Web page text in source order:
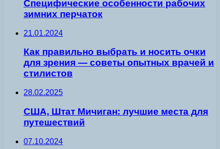
Специфические особенности рабочих
зимних перчаток
21.01.2024
Как правильно выбрать и носить очки
для зрения — советы опытных врачей и
стилистов
28.02.2025
США, Штат Мичиган: лучшие места для
путешествий
07.10.2024